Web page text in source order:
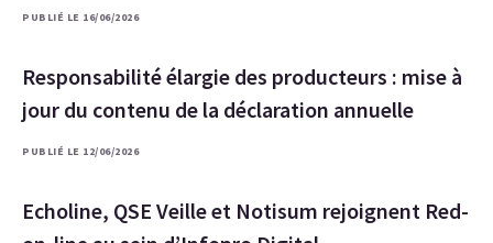
PUBLIÉ LE 16/06/2026
Responsabilité élargie des producteurs : mise à
jour du contenu de la déclaration annuelle
PUBLIÉ LE 12/06/2026
Echoline, QSE Veille et Notisum rejoignent Red-